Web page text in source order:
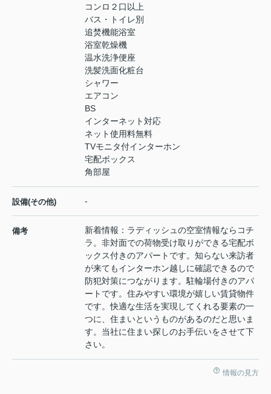
コンロ２口以上
バス・トイレ別
追焚機能浴室
浴室乾燥機
温水洗浄便座
洗髪洗面化粧台
シャワー
エアコン
BS
インターネット対応
ネット使用料無料
TVモニタ付インターホン
宅配ボックス
角部屋
設備(その他) -
備考
新着情報：ラディッシュの空室情報ならコチ
ラ。非対面での荷物受け取りができる宅配ボ
ックス付きのアパートです。知らない来訪者
が来てもインターホン越しに確認できるので
防犯対策につながります。駐輪場付きのアパ
ートです。住みやすい環境が嬉しい賃貸物件
です。快適な生活を実現してくれる要素の一
つに、住まいというものがあるのだと思いま
す。当社に住まい探しのお手伝いをさせて下
さい。
情報の見方